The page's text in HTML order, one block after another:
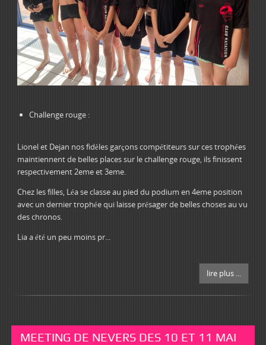
Challenge rouge :
Lionel et Dejan nos fidèles garçons compétiteurs sur ces trophées
maintiennent de belles places sur le challenge rouge, ils finissent
respectivement 2eme et 3eme.
Chez les filles, Léa se classe au pied du podium en 4eme position
avec un dernier trophée qui laisse présager de belles choses au vu
des chronos.
Lia a été un peu moins pr...
lire plus ...
MEETING DE NEVERS DES 10 ET 11 MAI